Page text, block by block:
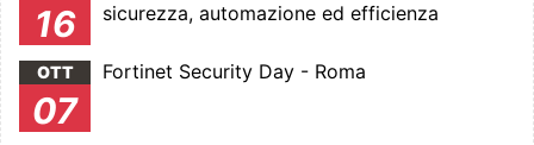
16
sicurezza, automazione ed efficienza
OTT
07
Fortinet Security Day - Roma